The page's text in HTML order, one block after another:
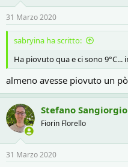
31 Marzo 2020
sabryina ha scritto:
Ha piovuto qua e ci sono
almeno avesse piovuto un
Stefano Sangiorgio
Fiorin Florello
31 Marzo 2020